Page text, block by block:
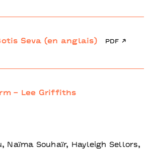
Seva (en anglais) pdf
– Lee Griffiths
Naïma Souhaïr, Hayleigh Sellors,